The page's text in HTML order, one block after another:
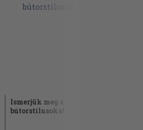
Ismerjük meg a
bútorstílusokat